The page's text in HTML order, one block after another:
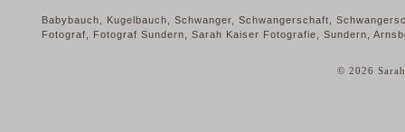
Babybauch, Kugelbauch, Schwanger, Schwangerschaft,
Fotograf, Fotograf Sundern, Sarah Kaiser Fotografie, Sundern,
© 2026